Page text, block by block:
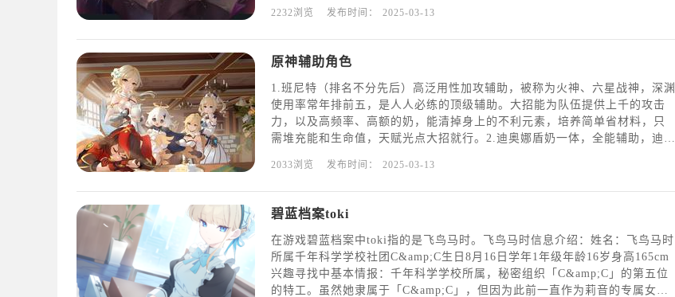
为辅助是绰绰有余的，带来的防御效果非常不错，而且在培养上面是最不用
操心
2232浏览 发布时间： 2025-03-13
原神辅助角色
1.班尼特（排名不分先后）高泛用性加攻辅助，被称为火神、六星战神，深渊
使用率常年排前五，是人人必练的顶级辅助。大招能为队伍提供上千的攻击
力，以及高频率、高额的奶，能清掉身上的不利元素，培养简单省材料，只
需堆充能和生命值，天赋光点大招就行。2.迪奥娜盾奶一体，全能辅助，迪奥
消耗，降低敌人的攻击力；2命后能为队友套盾，是联机神技，毕竟是
2033浏览 发布时间： 2025-03-13
碧蓝档案toki
在游戏碧蓝档案中toki指的是飞鸟马时。飞鸟马时信息介绍：姓名：飞鸟马时
所属千年科学学校社团C&amp;C生日8月16日学年1年级年龄16岁身高165cm
兴趣寻找中基本情报：千年科学学校所属，秘密组织「C&amp;C」的第五位
的特工。虽然她隶属于「C&amp;C」，但因为此前一直作为莉音的专属女仆